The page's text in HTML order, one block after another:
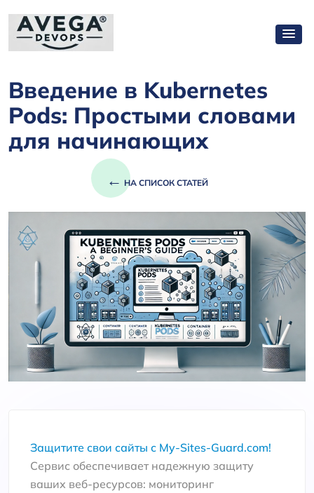
Введение в Kubernetes
Pods: Простыми словами
для начинающих
← НА СПИСОК СТАТЕЙ
Защитите свои сайты с My-Sites-Guard.com!
Сервис обеспечивает надежную защиту
ваших веб-ресурсов: мониторинг